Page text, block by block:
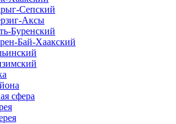
Сепский
Аксы
Буренский
Бай-Хаакский
сфера